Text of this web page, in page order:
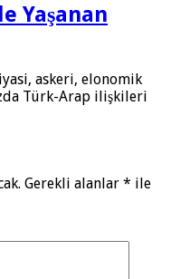
Yaşanan
askeri, elonomik
Türk-Arap ilişkileri
Gerekli alanlar * ile